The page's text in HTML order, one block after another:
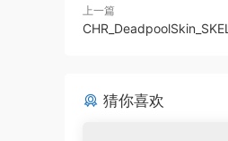
上一篇
CHR_DeadpoolSkin_SKEL
猜你喜欢